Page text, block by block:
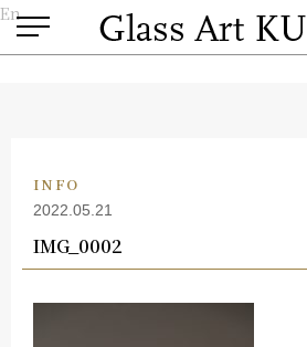
En
INFO
2022.05.21
IMG_0002